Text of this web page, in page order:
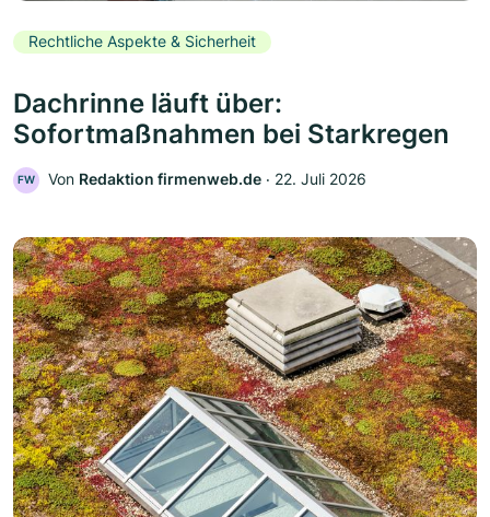
Rechtliche Aspekte & Sicherheit
Dachrinne läuft über:
Sofortmaßnahmen bei Starkregen
FW Von Redaktion firmenweb.de ‧ 22. Juli 2026